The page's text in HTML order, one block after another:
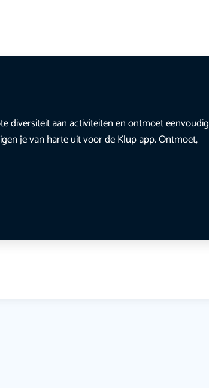
diversiteit aan activiteiten en ontmoet eenvoudig
je van harte uit voor de Klup app. Ontmoet,